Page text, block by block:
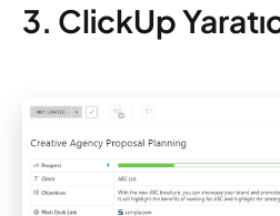
3. ClickUp